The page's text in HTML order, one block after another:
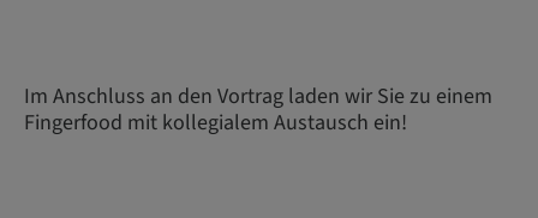
Im Anschluss an den Vortrag laden wir Sie zu einem
Fingerfood mit kollegialem Austausch ein!